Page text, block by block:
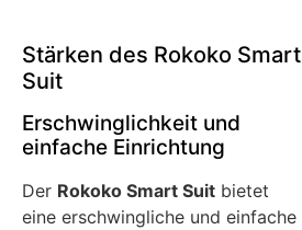
Stärken des Rokoko Smart
Suit
Erschwinglichkeit und
einfache Einrichtung
Der Rokoko Smart Suit bietet
eine erschwingliche und einfache